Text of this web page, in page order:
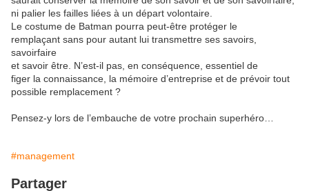
ni palier les failles liées à un départ volontaire.
Le costume de Batman pourra peut-être protéger le
remplaçant sans pour autant lui transmettre ses savoirs,
savoirfaire
et savoir être. N’est-il pas, en conséquence, essentiel de
figer la connaissance, la mémoire d’entreprise et de prévoir tout
possible remplacement ?
Pensez-y lors de l’embauche de votre prochain superhéro…
#management
Partager